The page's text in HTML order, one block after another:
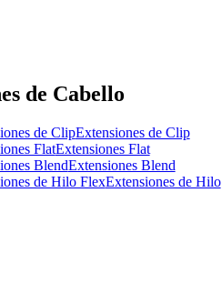
de Cabello
Extensiones de Clip
Extensiones Flat
Extensiones Blend
Extensiones de Hilo